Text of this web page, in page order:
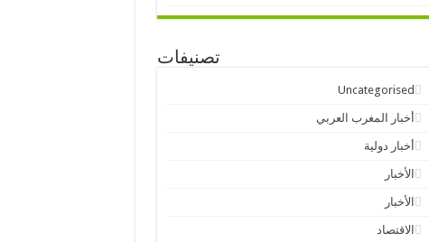
تصنيفات
Uncategorised
أخبار المغرب العربي
أخبار دولية
الأخبار
الأخبار
الاقتصاد